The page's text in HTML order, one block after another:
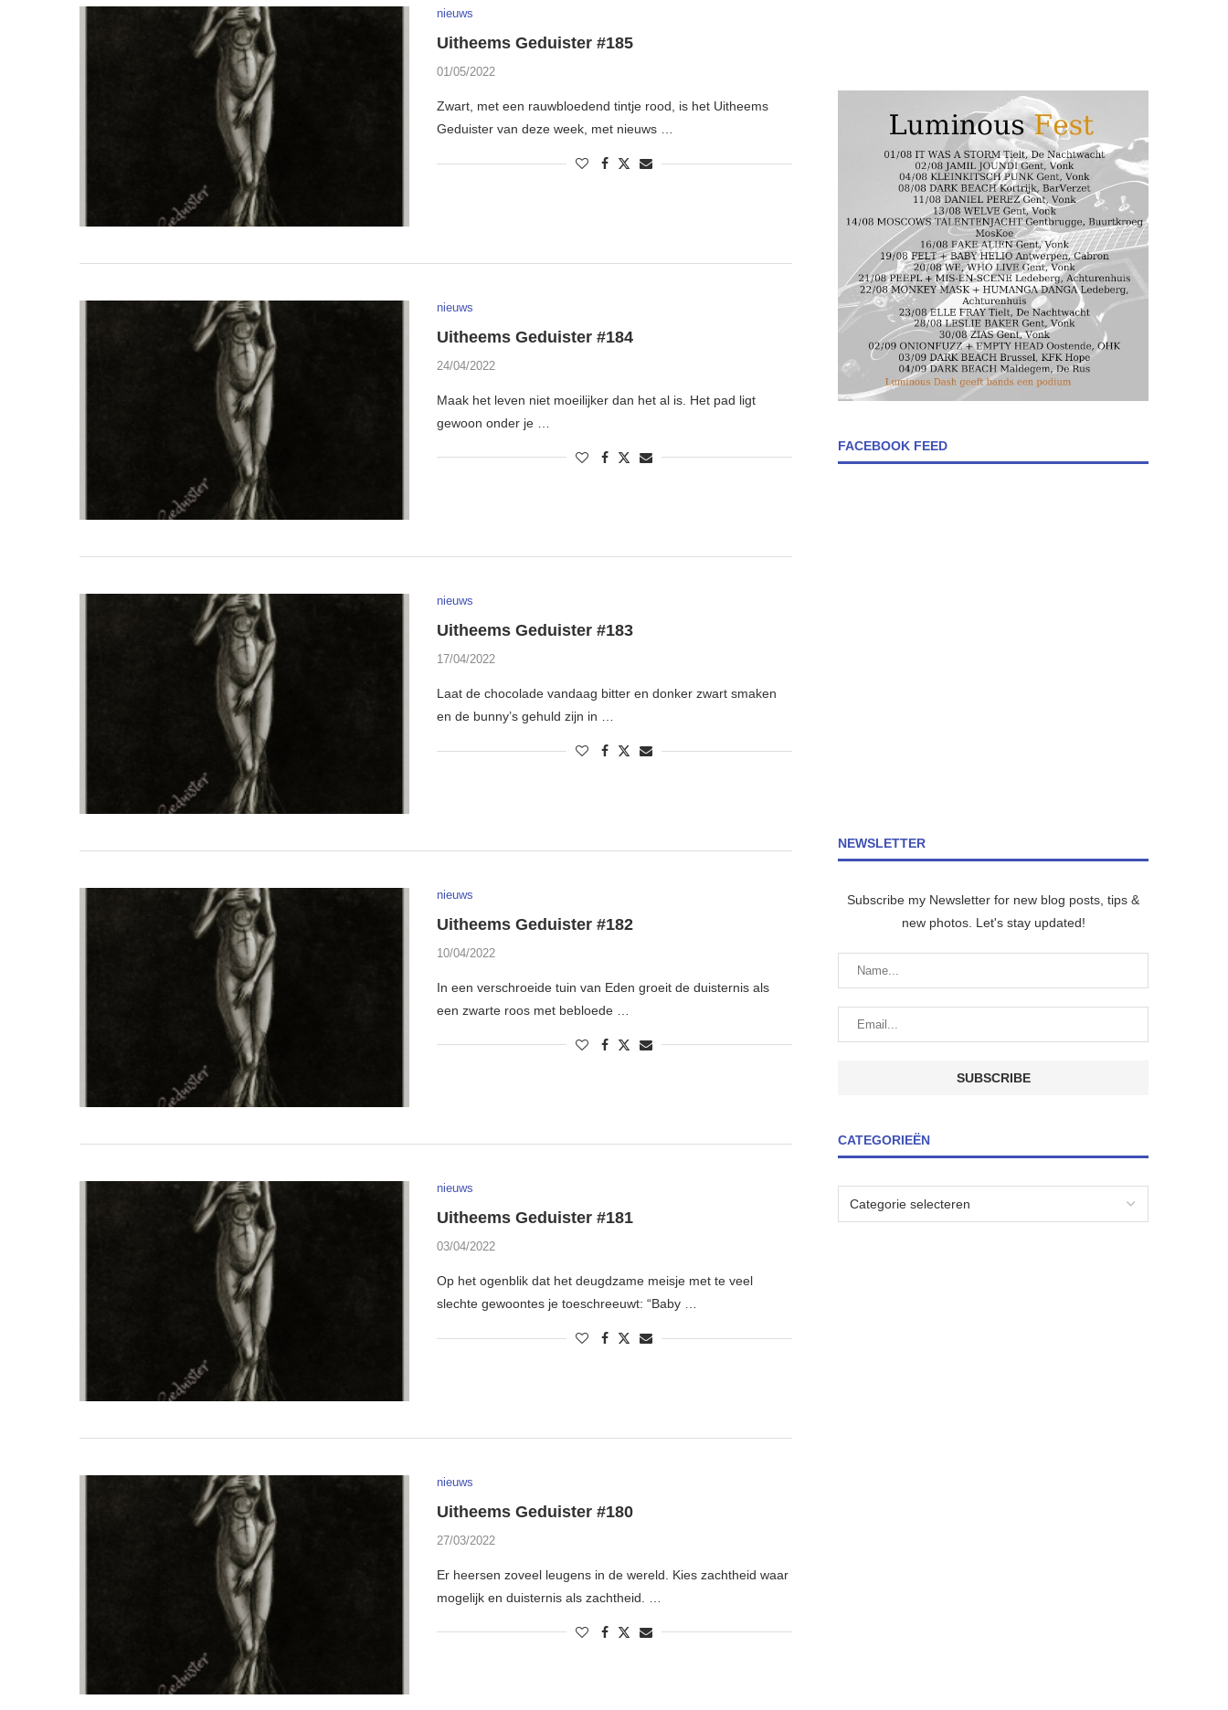
nieuws
Uitheems Geduister #185
01/05/2022
Zwart, met een rauwbloedend tintje rood, is het Uitheems
Geduister van deze week, met nieuws …
nieuws
Uitheems Geduister #184
24/04/2022
Maak het leven niet moeilijker dan het al is. Het pad ligt
gewoon onder je …
nieuws
Uitheems Geduister #183
17/04/2022
Laat de chocolade vandaag bitter en donker zwart smaken
en de bunny’s gehuld zijn in …
nieuws
Uitheems Geduister #182
10/04/2022
In een verschroeide tuin van Eden groeit de duisternis als
een zwarte roos met bebloede …
nieuws
Uitheems Geduister #181
03/04/2022
Op het ogenblik dat het deugdzame meisje met te veel
slechte gewoontes je toeschreeuwt: “Baby …
nieuws
Uitheems Geduister #180
27/03/2022
Er heersen zoveel leugens in de wereld. Kies zachtheid waar
mogelijk en duisternis als zachtheid. …
FACEBOOK FEED
NEWSLETTER
Subscribe my Newsletter for new blog posts, tips &
new photos. Let's stay updated!
CATEGORIEËN